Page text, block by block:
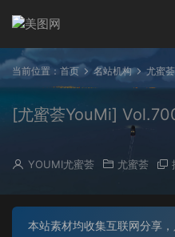
当前位置： 首页 名站机构 尤蜜荟
[尤蜜荟YouMi]
YOUMI尤蜜荟 尤蜜荟
本站素材均收集互联网分享